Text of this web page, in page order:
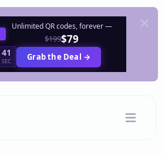
Unlimited QR codes, forever —
$199$79
41
SEC Grab the Deal →